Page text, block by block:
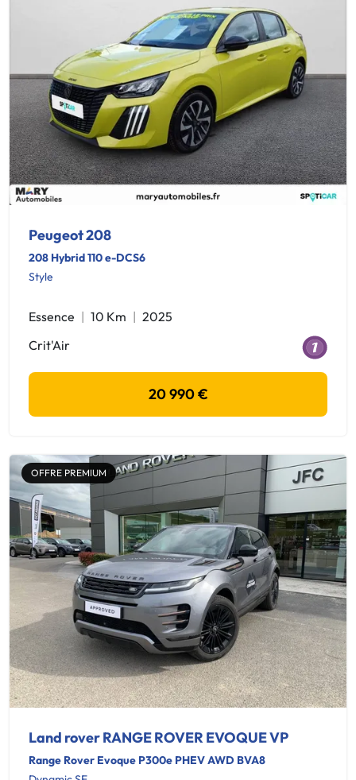
Peugeot 208
208 Hybrid 110 e-DCS6
Style
Essence 10 Km
2025
Crit'Air
20 990 €
OFFRE PREMIUM
Land rover RANGE ROVER EVOQUE VP
Range Rover Evoque P300e PHEV AWD BVA8